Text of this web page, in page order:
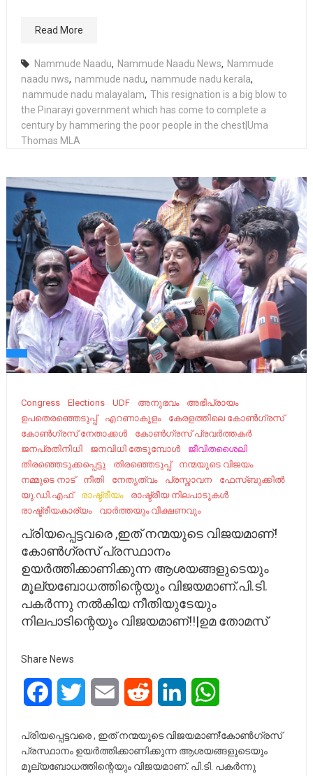
Read More
Nammude Naadu, Nammude Naadu News, Nammude
naadu nws, nammude nadu, nammude nadu kerala,
nammude nadu malayalam, This resignation is a big blow to
the Pinarayi government which has come to complete a
century by hammering the poor people in the chest|Uma
Thomas MLA
Congress Elections UDF അനുഭവം
അഭിപ്രായം
ഉ​പ​തെ​ര​ഞ്ഞെ​ടു​പ്പ്
എറണാകുളം
കേരളത്തിലെ കോൺഗ്രസ്
കോൺഗ്രസ് നേതാക്കൾ
കോൺഗ്രസ്‌ പ്രവർത്തകർ
ജനപ്രതിനിധി
ജനവിധി തേടുമ്പോൾ
ജീവിതശൈലി
തിരഞ്ഞെടുക്കപ്പെട്ടു
തിരഞ്ഞെടുപ്പ്
നന്മയുടെ വിജയം
നമ്മുടെ നാട്‌
നീതി നേതൃത്വം പ്രസ്താവന
ഫേസ്ബുക്കിൽ
യു.ഡി.എഫ്
രാഷ്ട്രീയം
രാഷ്ട്രീയ നിലപാടുകൾ
രാ​ഷ്ട്രീ​യ​കാര്യം
വാർത്തയും വീക്ഷണവും
പ്രിയപ്പെട്ടവരെ ,ഇത് നന്മയുടെ വിജയമാണ്!
കോൺഗ്രസ് പ്രസ്ഥാനം
ഉയർത്തിക്കാണിക്കുന്ന ആശയങ്ങളുടെയും
മൂല്യബോധത്തിന്റെയും വിജയമാണ്.പി.ടി.
പകർന്നു നൽകിയ നീതിയുടേയും
നിലപാടിന്റെയും വിജയമാണ്!!|ഉമ തോമസ്
Share News
FacebookTwitter Email Reddit LinkedIn
പ്രിയപ്പെട്ടവരെ , ഇത് നന്മയുടെ വിജയമാണ്!കോൺഗ്രസ്
പ്രസ്ഥാനം ഉയർത്തിക്കാണിക്കുന്ന ആശയങ്ങളുടെയും
മൂല്യബോധത്തിന്റെയും വിജയമാണ്. പി.ടി. പകർന്നു